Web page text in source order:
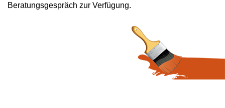
Beratungsgespräch zur Verfügung.